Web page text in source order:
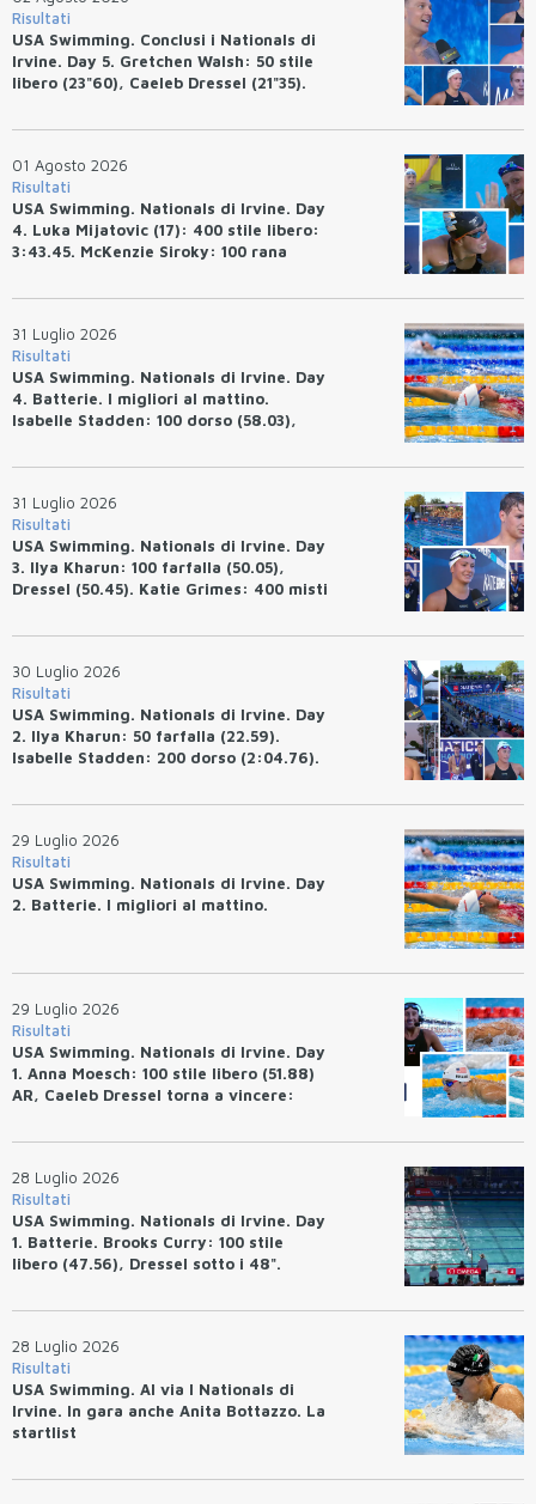
Risultati
USA Swimming. Conclusi i Nationals di
Irvine. Day 5. Gretchen Walsh: 50 stile
libero (23"60), Caeleb Dressel (21"35).
01 Agosto 2026
Risultati
USA Swimming. Nationals di Irvine. Day
4. Luka Mijatovic (17): 400 stile libero:
3:43.45. McKenzie Siroky: 100 rana
Avakov: 100 rana (58.87).
31 Luglio 2026
Risultati
USA Swimming. Nationals di Irvine. Day
4. Batterie. I migliori al mattino.
Isabelle Stadden: 100 dorso (58.03),
tempo.
31 Luglio 2026
Risultati
USA Swimming. Nationals di Irvine. Day
3. Ilya Kharun: 100 farfalla (50.05),
Dressel (50.45). Katie Grimes: 400 misti
Bottazzo terza nei 50 rana (30.51)
30 Luglio 2026
Risultati
USA Swimming. Nationals di Irvine. Day
2. Ilya Kharun: 50 farfalla (22.59).
Isabelle Stadden: 200 dorso (2:04.76).
29 Luglio 2026
Risultati
USA Swimming. Nationals di Irvine. Day
2. Batterie. I migliori al mattino.
29 Luglio 2026
Risultati
USA Swimming. Nationals di Irvine. Day
1. Anna Moesch: 100 stile libero (51.88)
AR, Caeleb Dressel torna a vincere:
28 Luglio 2026
Risultati
USA Swimming. Nationals di Irvine. Day
1. Batterie. Brooks Curry: 100 stile
libero (47.56), Dressel sotto i 48".
28 Luglio 2026
Risultati
USA Swimming. Al via I Nationals di
Irvine. In gara anche Anita Bottazzo. La
startlist